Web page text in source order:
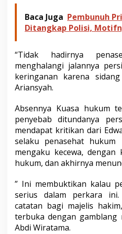
P
e
a
c
a
e
r
d
a
k
w
a
a
k
D
a
Baca Juga Pembunuh
Ditangkap Polisi,
“Tidak hadirnya
menghalangi jalannya
keringanan karena
Ariansyah.
Absennya Kuasa hukum
penyebab ditundanya
mendapat kritikan dari
selaku penasehat hukum
mengaku kecewa, dengan
hukum, dan akhirnya
” Ini membuktikan kalau
serius dalam perkara
catatan bagi majelis
terbuka dengan gamblang
Abdi Wiratama.